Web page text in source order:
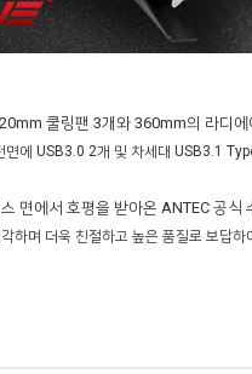
쿨링팬 3개와 360mm의 라디에
면에 USB3.0 2개 및 차세대 USB3.1
면에서 호평을 받아온 ANTEC 공
하며 더욱 친절하고 높은 품질로 보답